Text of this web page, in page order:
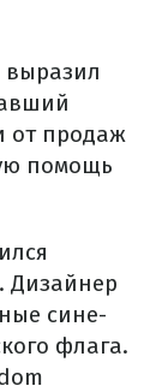
выразил
от продаж
помощь
Дизайнер
сине-
флага.